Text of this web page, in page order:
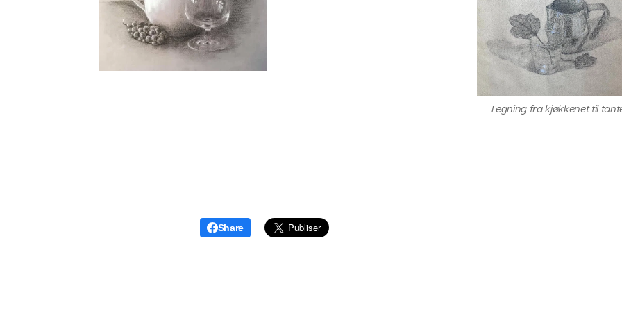
Tegning fra kjøkkenet til
Share